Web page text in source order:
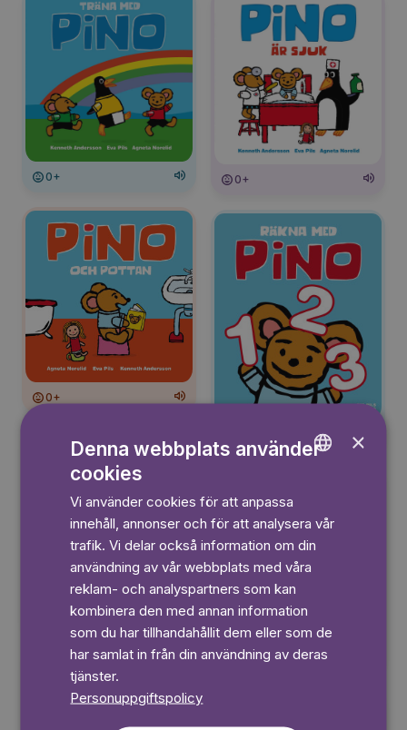
0+ 0+
0+
0+
×
Denna webbplats använder
cookies
Vi använder cookies för att anpassa
innehåll, annonser och för att analysera vår
trafik. Vi delar också information om din
användning av vår webbplats med våra
reklam- och analyspartners som kan
kombinera den med annan information
som du har tillhandahållit dem eller som de
har samlat in från din användning av deras
tjänster.
Personuppgiftspolicy